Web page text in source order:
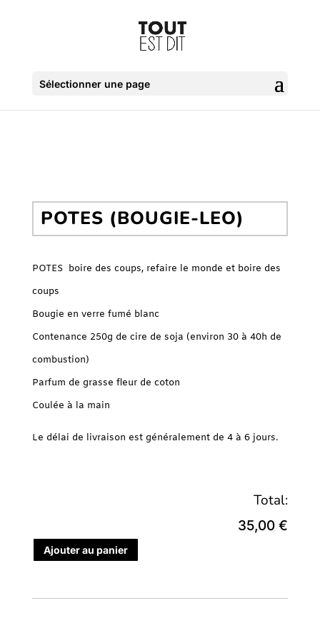
Sélectionner une page
POTES (BOUGIE-LEO)
POTES boire des coups, refaire le monde et boire des
coups
Bougie en verre fumé blanc
Contenance 250g de cire de soja (environ 30 à 40h de
combustion)
Parfum de grasse fleur de coton
Coulée à la main
Le délai de livraison est généralement de 4 à 6 jours.
Total:
35,00 €
Ajouter au panier